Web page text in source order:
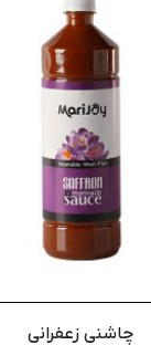
چاشنی زعفرانی